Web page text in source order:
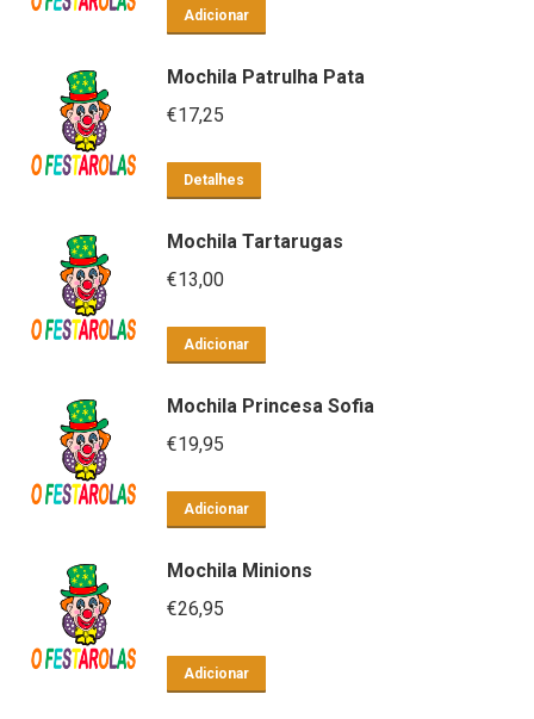
Adicionar
Mochila Patrulha Pata
€17,25
Detalhes
Mochila Tartarugas
€13,00
Adicionar
Mochila Princesa Sofia
€19,95
Adicionar
Mochila Minions
€26,95
Adicionar